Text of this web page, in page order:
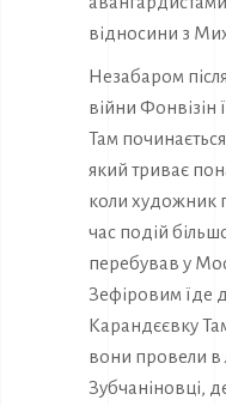
відносини з
Незабаром
війни Фонвізін
Там
який триває
коли художник
час подій
перебував у
Зефіровим їде
Карандєєвку
вони провели в
Зубчаніновці,